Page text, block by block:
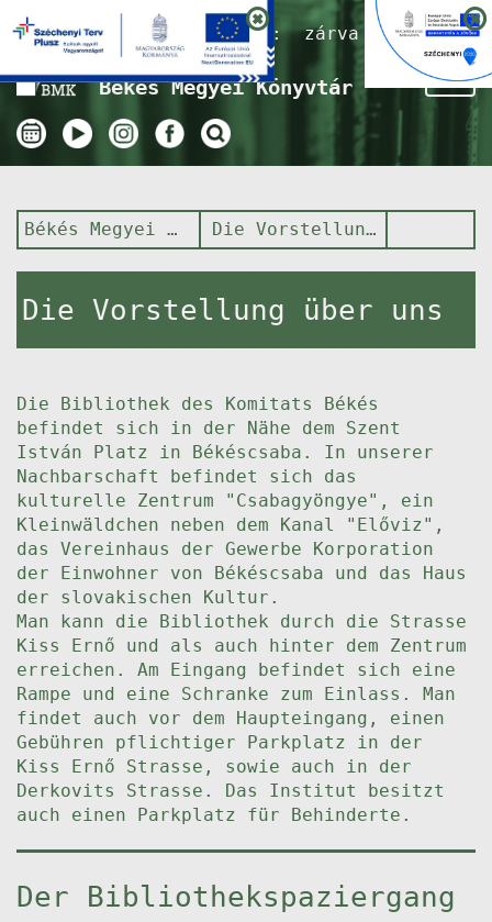
Nyitvatartás ma:zárva
Békés Megyei Könyvtár
Békés Megyei Könyvtár Die Vorstellung über uns
Die Vorstellung über uns
Die Bibliothek des Komitats Békés
befindet sich in der Nähe dem Szent
István Platz in Békéscsaba. In unserer
Nachbarschaft befindet sich das
kulturelle Zentrum "Csabagyöngye", ein
Kleinwäldchen neben dem Kanal "Előviz",
das Vereinhaus der Gewerbe Korporation
der Einwohner von Békéscsaba und das Haus
der slovakischen Kultur.
Man kann die Bibliothek durch die Strasse
Kiss Ernő und als auch hinter dem Zentrum
erreichen. Am Eingang befindet sich eine
Rampe und eine Schranke zum Einlass. Man
findet auch vor dem Haupteingang, einen
Gebühren pflichtiger Parkplatz in der
Kiss Ernő Strasse, sowie auch in der
Derkovits Strasse. Das Institut besitzt
auch einen Parkplatz für Behinderte.
Der Bibliothekspaziergang